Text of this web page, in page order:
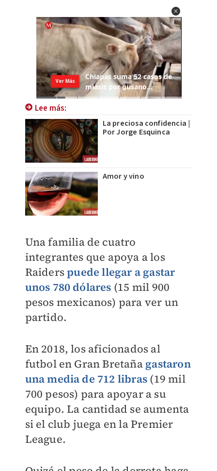
Lee más:
La preciosa confidencia |
Por Jorge Esquinca
Amor y vino
Una familia de cuatro
integrantes que apoya a los
Raiderspuede llegar a gastar
unos 780 dólares (15 mil 900
pesos mexicanos) para ver un
partido.
En 2018, los aficionados al
futbol en Gran Bretaña gastaron
una media de 712 libras (19 mil
700 pesos) para apoyar a su
equipo. La cantidad se aumenta
si el club juega en la Premier
League.